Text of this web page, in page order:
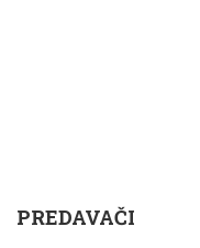
PREDAVAČI